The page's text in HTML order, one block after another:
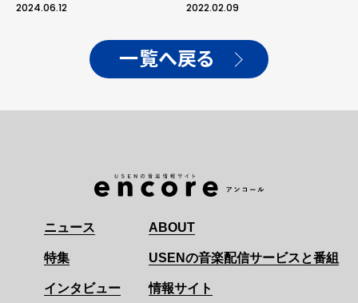
2024.06.12 2022.02.09
一覧へ戻る
ニュース
特集
インタビュー
ABOUT
USENの音楽配信サービスと番組
情報サイト